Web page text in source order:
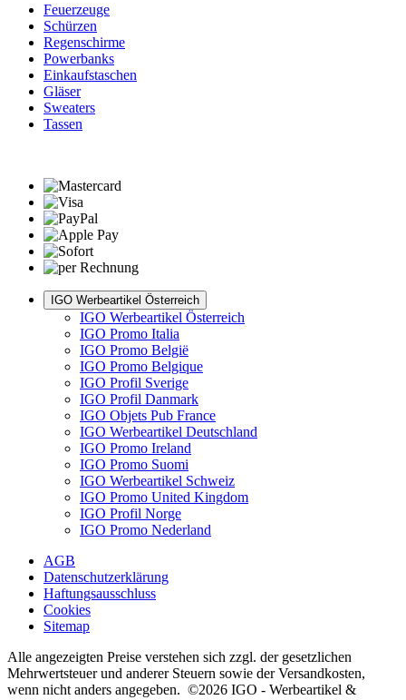
Feuerzeuge
Schürzen
Regenschirme
Powerbanks
Einkaufstaschen
Gläser
Sweaters
Tassen
IGO Werbeartikel Österreich
IGO Werbeartikel Österreich
IGO Promo Italia
IGO Promo België
IGO Promo Belgique
IGO Profil Sverige
IGO Profil Danmark
IGO Objets Pub France
IGO Werbeartikel Deutschland
IGO Promo Ireland
IGO Promo Suomi
IGO Werbeartikel Schweiz
IGO Promo United Kingdom
IGO Profil Norge
IGO Promo Nederland
AGB
Datenschutzerklärung
Haftungsausschluss
Cookies
Sitemap
Alle angezeigten Preise verstehen sich zzgl. der gesetzlichen
Mehrwertsteuer und anderer Steuern sowie der Versandkosten,
wenn nicht anders angegeben. ©2026 IGO - Werbeartikel &